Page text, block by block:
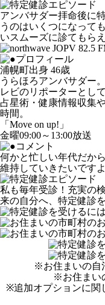
アンバサダー拝命後に
うのはいくつになって
いスムーズに診てもらえ
浦幌町出身 46歳
うらほろアンバサダー
レビのリポーターとし
占星術・健康情報収集
時間。
「Move on up!」
金曜09:00～13:00放送
何かと忙しい年代だか
維持していきたいですよ
私も毎年受診！充実の
来の自分へ、特定健診を
※お住まいの自
※お住まい
※追加オプションに関